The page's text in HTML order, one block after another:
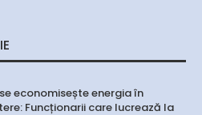
economisește energia în
Funcționarii care lucrează la